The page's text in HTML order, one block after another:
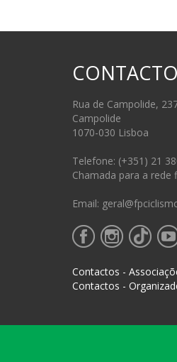
Rua de Campolide,
Campolide
1070-030 Lisboa
Telefone: (+351) 21
Chamada para a rede
Email:
Contactos -
Contactos -